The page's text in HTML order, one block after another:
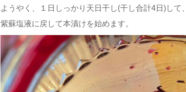
ようやく、１日しっかり天日干し(干し合計4日)して、
紫蘇塩液に戻して本漬けを始めます。